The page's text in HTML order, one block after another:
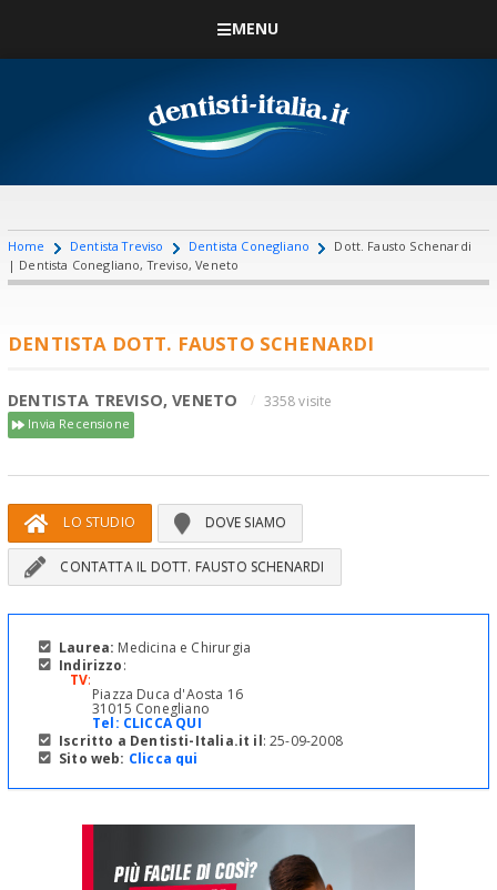
MENU
Home Dentista Treviso Dentista Conegliano
Dott. Fausto Schenardi
| Dentista Conegliano, Treviso, Veneto
DENTISTA DOTT. FAUSTO SCHENARDI
DENTISTA TREVISO, VENETO 3358 visite
Invia Recensione
LO STUDIO DOVE SIAMO
CONTATTA IL DOTT. FAUSTO SCHENARDI
Laurea: Medicina e Chirurgia
Indirizzo:
TV:
Piazza Duca d'Aosta 16
31015 Conegliano
Tel: CLICCA QUI
Iscritto a Dentisti-Italia.it il: 25-09-2008
Sito web: Clicca qui